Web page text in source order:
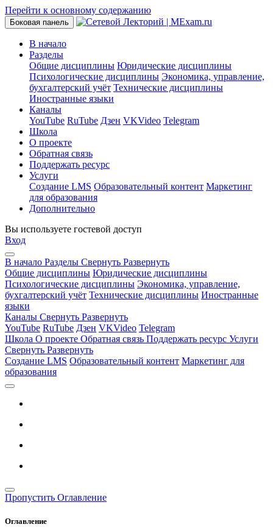
Перейти к основному содержанию
Боковая панель
В начало
Разделы
Общие дисциплины Юридические дисциплины
Психологические дисциплины Экономика, управление,
бухгалтерский учёт Технические дисциплины
Иностранные языки
Каналы
YouTube RuTube Дзен VKVideo Telegram
Школа
О проекте
Обратная связь
Поддержать ресурс
Услуги
Создание LMS Образовательный контент Маркетинг
для образования
Дополнительно
Вы используете гостевой доступ
Вход
В начало Разделы Свернуть Развернуть
Общие дисциплины Юридические дисциплины
Психологические дисциплины Экономика, управление,
бухгалтерский учёт Технические дисциплины Иностранные
языки
Каналы Свернуть Развернуть
YouTube RuTube Дзен VKVideo Telegram
Школа О проекте Обратная связь Поддержать ресурс Услуги
Свернуть Развернуть
Создание LMS Образовательный контент Маркетинг для
образования
Пропустить Оглавление
Оглавление